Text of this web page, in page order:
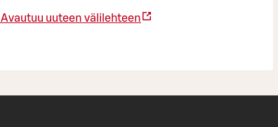
Avautuu uuteen välilehteen